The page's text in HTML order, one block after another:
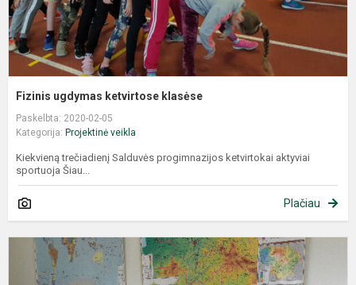
Fizinis ugdymas ketvirtose klasėse
Paskelbta: 2020-02-05
Kategorija: Projektinė veikla
Kiekvieną trečiadienį Salduvės progimnazijos ketvirtokai aktyviai
sportuoja Šiau...
Plačiau